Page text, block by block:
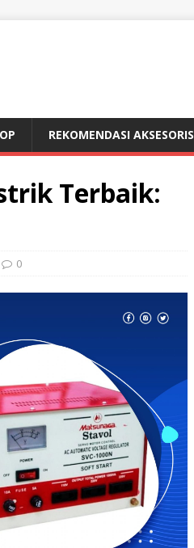
REKOMENDASI AKSESORIS
Terbaik:
0